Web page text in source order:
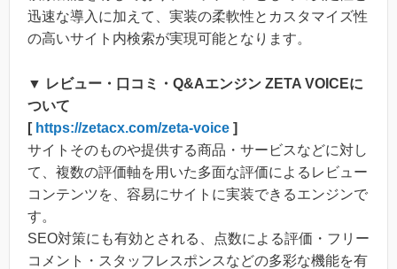
迅速な導入に加えて、実装の柔軟性とカスタマイズ性
の高いサイト内検索が実現可能となります。
▼ レビュー・口コミ・Q&Aエンジン ZETA VOICEに
ついて
[ https://zetacx.com/zeta-voice ]
サイトそのものや提供する商品・サービスなどに対し
て、複数の評価軸を用いた多面な評価によるレビュー
コンテンツを、容易にサイトに実装できるエンジンで
す。
SEO対策にも有効とされる、点数による評価・フリー
コメント・スタッフレスポンスなどの多彩な機能を有